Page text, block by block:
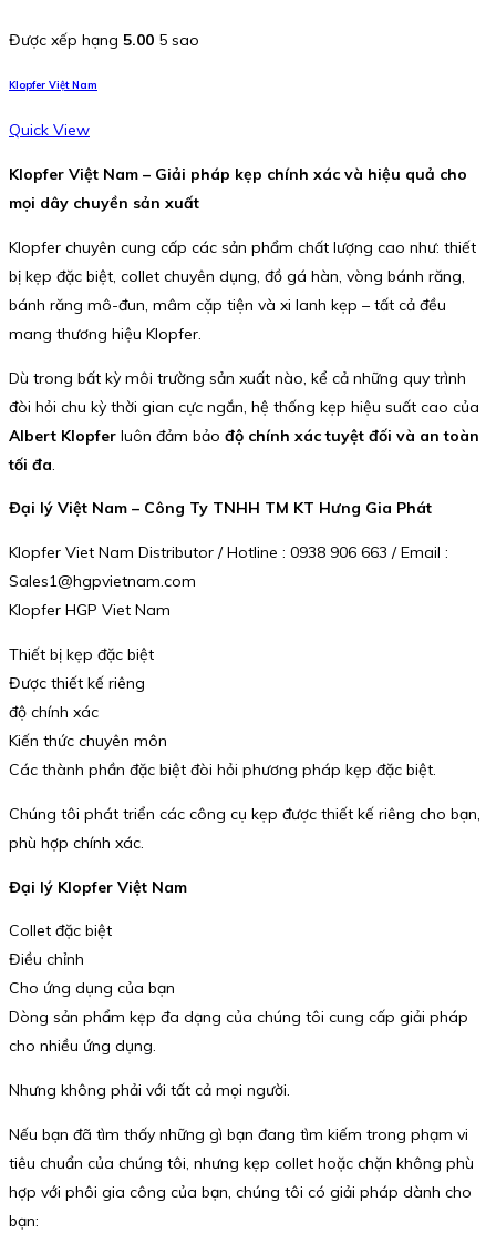
Được xếp hạng 5.00 5 sao
Klopfer Việt Nam
Quick View
Klopfer Việt Nam – Giải pháp kẹp chính xác và hiệu quả cho
mọi dây chuyền sản xuất
Klopfer chuyên cung cấp các sản phẩm chất lượng cao như: thiết
bị kẹp đặc biệt, collet chuyên dụng, đồ gá hàn, vòng bánh răng,
bánh răng mô-đun, mâm cặp tiện và xi lanh kẹp – tất cả đều
mang thương hiệu Klopfer.
Dù trong bất kỳ môi trường sản xuất nào, kể cả những quy trình
đòi hỏi chu kỳ thời gian cực ngắn, hệ thống kẹp hiệu suất cao của
Albert Klopfer luôn đảm bảo độ chính xác tuyệt đối và an toàn
tối đa.
Đại lý Việt Nam – Công Ty TNHH TM KT Hưng Gia Phát
Klopfer Viet Nam Distributor / Hotline : 0938 906 663 / Email :
Sales1@hgpvietnam.com
Klopfer HGP Viet Nam
Thiết bị kẹp đặc biệt
Được thiết kế riêng
độ chính xác
Kiến thức chuyên môn
Các thành phần đặc biệt đòi hỏi phương pháp kẹp đặc biệt.
Chúng tôi phát triển các công cụ kẹp được thiết kế riêng cho bạn,
phù hợp chính xác.
Đại lý Klopfer Việt Nam
Collet đặc biệt
Điều chỉnh
Cho ứng dụng của bạn
Dòng sản phẩm kẹp đa dạng của chúng tôi cung cấp giải pháp
cho nhiều ứng dụng.
Nhưng không phải với tất cả mọi người.
Nếu bạn đã tìm thấy những gì bạn đang tìm kiếm trong phạm vi
tiêu chuẩn của chúng tôi, nhưng kẹp collet hoặc chặn không phù
hợp với phôi gia công của bạn, chúng tôi có giải pháp dành cho
bạn: